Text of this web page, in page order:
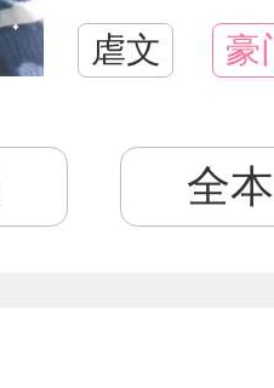
虐文 豪
全